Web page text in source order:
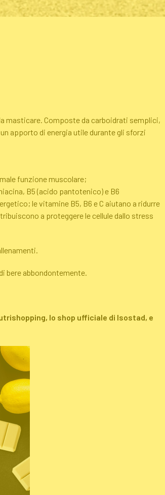
masticare. Composte da carboidrati semplici,
apporto di energia utile durante gli sforzi
funzione muscolare;
B5 (acido pantotenico) e B6
le vitamine B5, B6 e C aiutano a ridurre
a proteggere le cellule dallo stress
bere abbondontemente.
lo shop ufficiale di Isostad, e